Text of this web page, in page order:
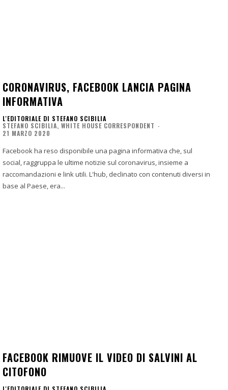
CORONAVIRUS, FACEBOOK LANCIA PAGINA
INFORMATIVA
L'EDITORIALE DI STEFANO SCIBILIA
STEFANO SCIBILIA, WHITE HOUSE CORRESPONDENT -
21 MARZO 2020
Facebook ha reso disponibile una pagina informativa che, sul
social, raggruppa le ultime notizie sul coronavirus, insieme a
raccomandazioni e link utili. L'hub, declinato con contenuti diversi in
base al Paese, era...
FACEBOOK RIMUOVE IL VIDEO DI SALVINI AL
CITOFONO